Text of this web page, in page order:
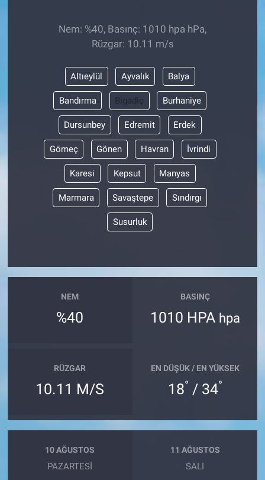
Nem: %40, Basınç: 1010 hpa hPa,
Rüzgar: 10.11 m/s
Altıeylül Ayvalık Balya
Bandırma Bigadiç Burhaniye
Dursunbey Edremit Erdek
Gömeç Gönen Havran İvrindi
Karesi Kepsut Manyas
Marmara Savaştepe Sındırgı
Susurluk
NEM
%40
BASINÇ
1010 HPA hpa
RÜZGAR
10.11 M/S
EN DÜŞÜK / EN YÜKSEK
18° / 34°
10 AĞUSTOS
PAZARTESI
11 AĞUSTOS
SALI